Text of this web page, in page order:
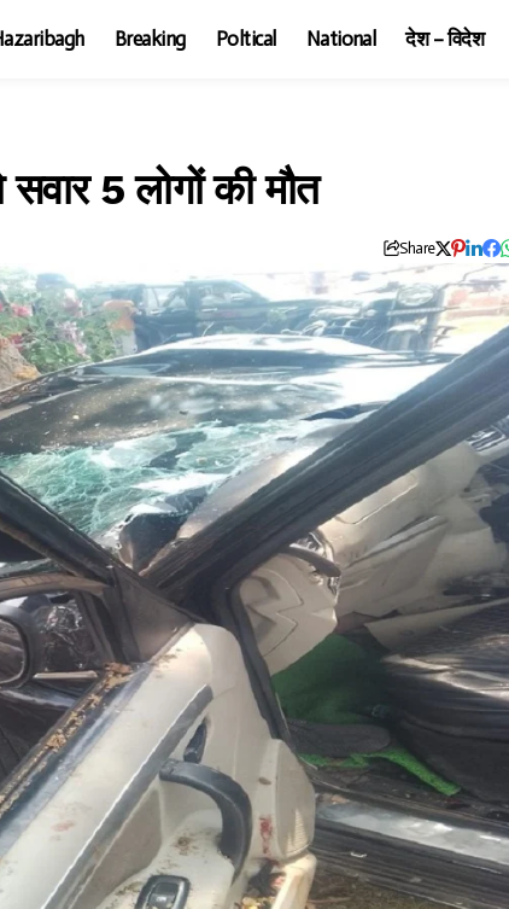
Breaking Poltical National देश – विदेश
सवार 5 लोगों की मौत
Share